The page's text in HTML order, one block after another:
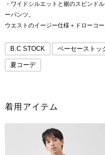
・ワイドシルエットと裾のスピンド
ーパンツ。
ウエストのイージー仕様＋ドローコ
B.C STOCK ベーセーストッ
夏コーデ
着用アイテム